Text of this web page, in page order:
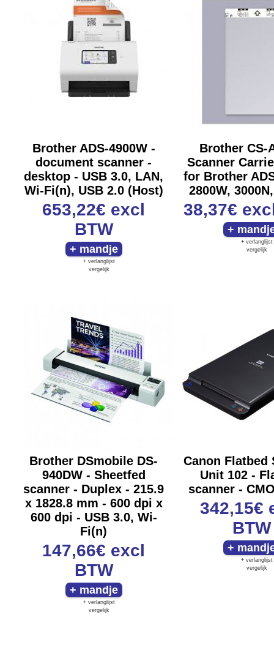
Brother ADS-4900W -
document scanner -
desktop - USB 3.0, LAN,
Wi-Fi(n), USB 2.0 (Host)
653,22€ excl
BTW
+ verlanglijst
vergelijk
Brother CS-
Scanner
for Brother
2800W,
38,37€
+ verlanglijst
vergelijk
Brother DSmobile DS-
940DW - Sheetfed
scanner - Duplex - 215.9
x 1828.8 mm - 600 dpi x
600 dpi - USB 3.0, Wi-
Fi(n)
147,66€ excl
BTW
+ verlanglijst
vergelijk
Canon Flatbed
Unit 102 -
scanner -
342,15€
BTW
+ verlanglijst
vergelijk